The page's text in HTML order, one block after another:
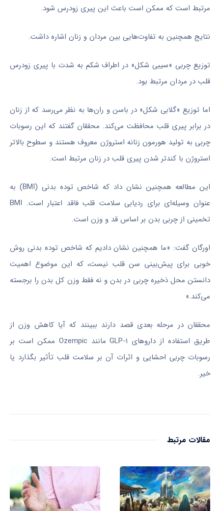
مرتبط است که ممکن است باعث این پیری زودرس شود.
نتایج همچنین به تفاوت‌هایی بین مردان و زنان اشاره داشت.
توزیع چربی «سیبی شکل» در اطراف شکم به شدت با پیری زودرس
قلب در مردان مرتبط بود.
اما توزیع «گلابی شکل» در باسن و ران‌ها به نظر می‌رسد که از زنان
در برابر پیری قلب محافظت می‌کند. محققان گفتند که این رسوبات
چربی به تولید هورمون زنانه استروژن معروف هستند و سطوح بالاتر
استروژن با کندتر شدن پیری قلب در زنان مرتبط است.
این مطالعه همچنین نشان داد که شاخص توده بدنی (BMI) به
عنوان وسیله‌ای برای ردیابی سلامت قلب فاقد اعتبار است. BMI
تخمینی از چربی بدن بر اساس قد و وزن است.
اورگان گفت: «ما همچنین نشان دادیم که شاخص توده بدنی روش
خوبی برای پیش‌بینی سن قلب نیست، که این موضوع اهمیت
دانستن محل ذخیره چربی در بدن و نه فقط وزن کل بدن را برجسته
می‌کند.»
محققان در مرحله بعدی قصد دارند ببینند که آیا کاهش وزن از
طریق استفاده از داروهای GLP-۱ مانند Ozempic ممکن است بر
رسوبات چربی احشایی و اثرات آن بر سلامت قلب تأثیر بگذارد یا
خیر.
مقالات مرتبط